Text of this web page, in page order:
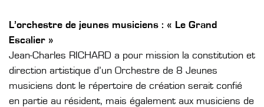
L’orchestre de jeunes musiciens : « Le Grand
Escalier »
Jean-Charles RICHARD a pour mission la constitution et
direction artistique d’un Orchestre de 8 Jeunes
musiciens dont le répertoire de création serait confié
en partie au résident, mais également aux musiciens de